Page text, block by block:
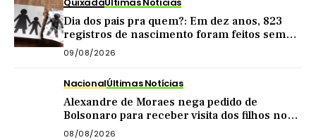
Dia dos pais pra quem?: Em dez anos, 823
registros de nascimento foram feitos sem
nome do pai em Quixadá
09/08/2026
NacionalÚltimas Notícias
Alexandre de Moraes nega pedido de
Bolsonaro para receber visita dos filhos no
dia dos pais
08/08/2026